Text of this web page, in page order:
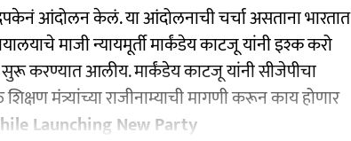
आंदोलन केलं. या आंदोलनाची चर्चा असताना भारतात
माजी न्यायमूर्ती मार्कंडेय काटजू यांनी इश्क करो
सुरू करण्यात आलीय. मार्कंडेय काटजू यांनी सीजेपीचा
मंत्र्यांच्या राजीनाम्याची मागणी करून काय होणार
Launching New Party